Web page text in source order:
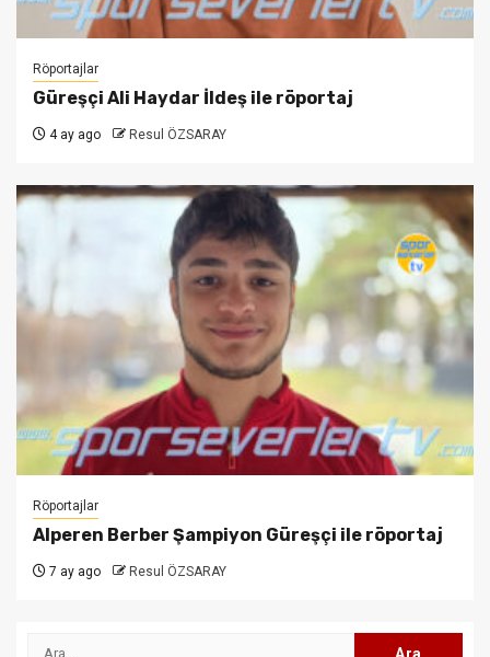
Röportajlar
Güreşçi Ali Haydar İldeş ile röportaj
4 ay ago Resul ÖZSARAY
Röportajlar
Alperen Berber Şampiyon Güreşçi ile röportaj
7 ay ago Resul ÖZSARAY
Arama: